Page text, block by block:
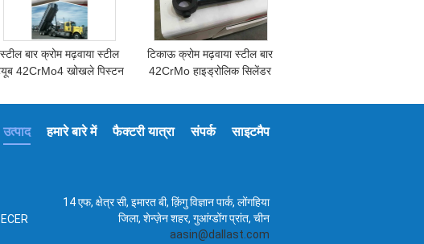
स्टील बार क्रोम मढ़वाया स्टील
42CrMo4 खोखले पिस्टन
सिलेंडर के लिए
टिकाऊ क्रोम मढ़वाया स्टील बार
42CrMo हाइड्रोलिक सिलेंडर
घंटे
साइटमैप
संपर्क
फैक्टरी यात्रा
हमारे बारे में
उत्पाद
ECER
14 एफ, क्षेत्र सी, इमारत बी, क़िंगु विज्ञान पार्क, लोंगहिया
जिला, शेन्ज़ेन शहर, गुआंग्डोंग प्रांत, चीन
aasin@dallast.com